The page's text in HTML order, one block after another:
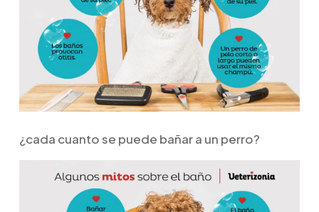
¿cada cuanto se puede bañar a un perro?